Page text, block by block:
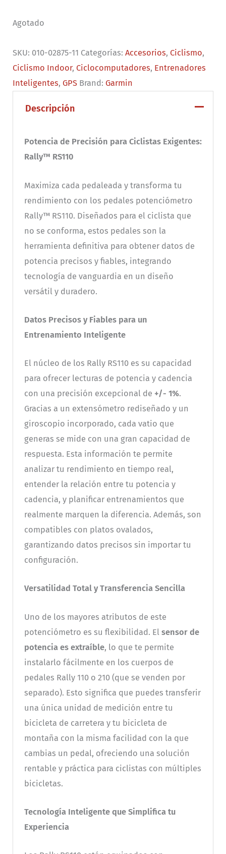
Agotado
SKU: 010-02875-11 Categorías:Accesorios, Ciclismo,
Ciclismo Indoor, Ciclocomputadores, Entrenadores
Inteligentes, GPS Brand: Garmin
Descripción
Potencia de Precisión para Ciclistas Exigentes:
Rally™ RS110
Maximiza cada pedaleada y transforma tu
rendimiento con los pedales potenciómetro
Rally™ RS110. Diseñados para el ciclista que
no se conforma, estos pedales son la
herramienta definitiva para obtener datos de
potencia precisos y fiables, integrando
tecnología de vanguardia en un diseño
versátil y duradero.
Datos Precisos y Fiables para un
Entrenamiento Inteligente
El núcleo de los Rally RS110 es su capacidad
para ofrecer lecturas de potencia y cadencia
con una precisión excepcional de +/- 1%.
Gracias a un extensómetro rediseñado y un
giroscopio incorporado, cada vatio que
generas se mide con una gran capacidad de
respuesta. Esta información te permite
analizar tu rendimiento en tiempo real,
entender la relación entre tu potencia y
cadencia, y planificar entrenamientos que
realmente marquen la diferencia. Además, son
compatibles con platos ovalados,
garantizando datos precisos sin importar tu
configuración.
Versatilidad Total y Transferencia Sencilla
Uno de los mayores atributos de este
potenciómetro es su flexibilidad. El sensor de
potencia es extraíble, lo que te permite
instalarlo fácilmente en los cuerpos de
pedales Rally 110 o 210 (que se venden por
separado). Esto significa que puedes transferir
una única unidad de medición entre tu
bicicleta de carretera y tu bicicleta de
montaña con la misma facilidad con la que
cambias un pedal, ofreciendo una solución
rentable y práctica para ciclistas con múltiples
bicicletas.
Tecnología Inteligente que Simplifica tu
Experiencia